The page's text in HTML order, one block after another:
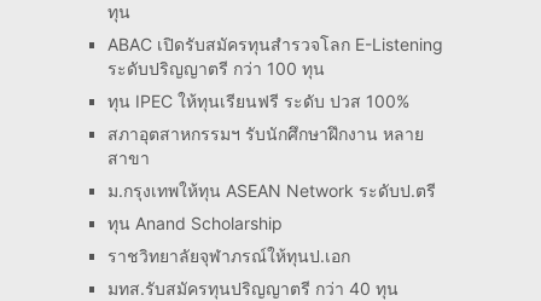
ทุน
ABAC เปิดรับสมัครทุนสำรวจโลก E-Listening
ระดับปริญญาตรี กว่า 100 ทุน
ทุน IPEC ให้ทุนเรียนฟรี ระดับ ปวส 100%
สภาอุตสาหกรรมฯ รับนักศึกษาฝึกงาน หลาย
สาขา
ม.กรุงเทพให้ทุน ASEAN Network ระดับป.ตรี
ทุน Anand Scholarship
ราชวิทยาลัยจุฬาภรณ์ให้ทุนป.เอก
มทส.รับสมัครทุนปริญญาตรี กว่า 40 ทุน